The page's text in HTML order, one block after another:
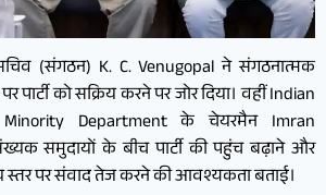
(संगठन) K. C. Venugopal ने संगठनात्मक
पार्टी को सक्रिय करने पर जोर दिया। वहीं Indian
Minority Department के चेयरमैन Imran
समुदायों के बीच पार्टी की पहुंच बढ़ाने और
स्तर पर संवाद तेज करने की आवश्यकता बताई।